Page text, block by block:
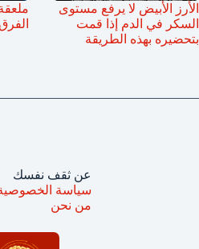
الأرز الأبيض لا يرفع مستوى
السكر في الدم إذا قمت
بتحضيره بهذه الطريقة
عن ثقف نفسك
سياسة
من نحن